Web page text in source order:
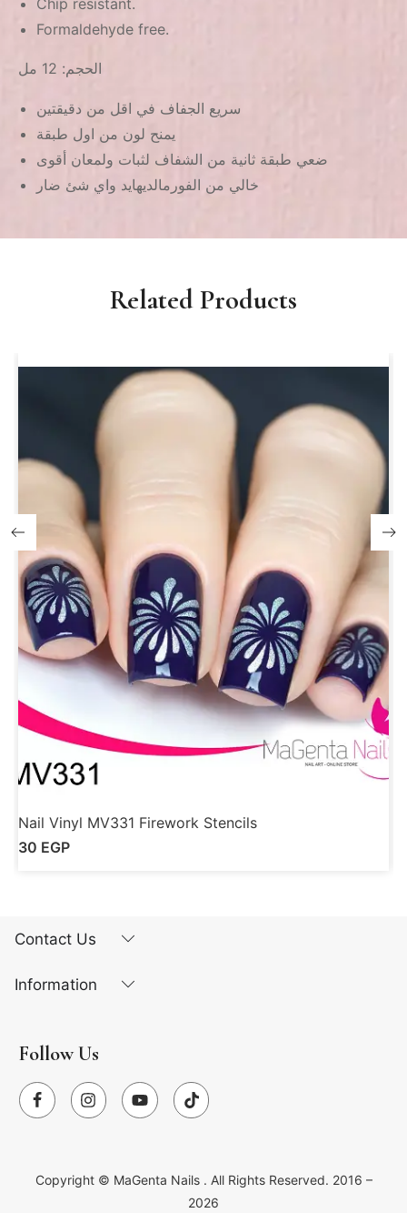
Chip resistant.
Formaldehyde free.
الحجم: 12 مل
سريع الجفاف في اقل من دقيقتين
يمنح لون من اول طبقة
ضعي طبقة ثانية من الشفاف لثبات ولمعان أقوى
خالي من الفورمالديهايد واي شئ ضار
Related Products
Nail Vinyl MV331 Firework Stencils
30 EGP
Contact Us
Information
Follow Us
Copyright © MaGenta Nails . All Rights Reserved. 2016 –
2026